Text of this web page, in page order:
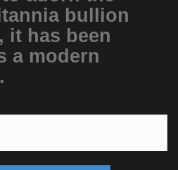
bullion
it has been
a modern